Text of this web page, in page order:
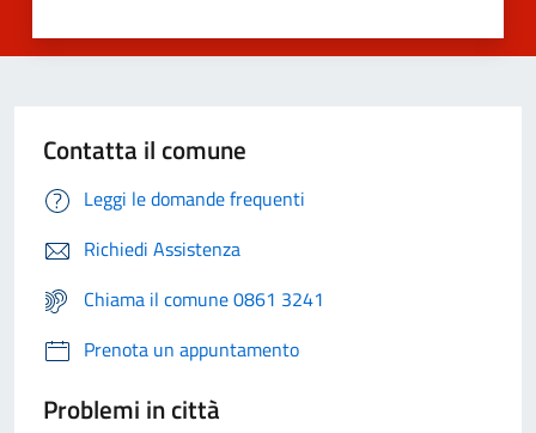
Contatta il comune
Leggi le domande frequenti
Richiedi Assistenza
Chiama il comune 0861 3241
Prenota un appuntamento
Problemi in città